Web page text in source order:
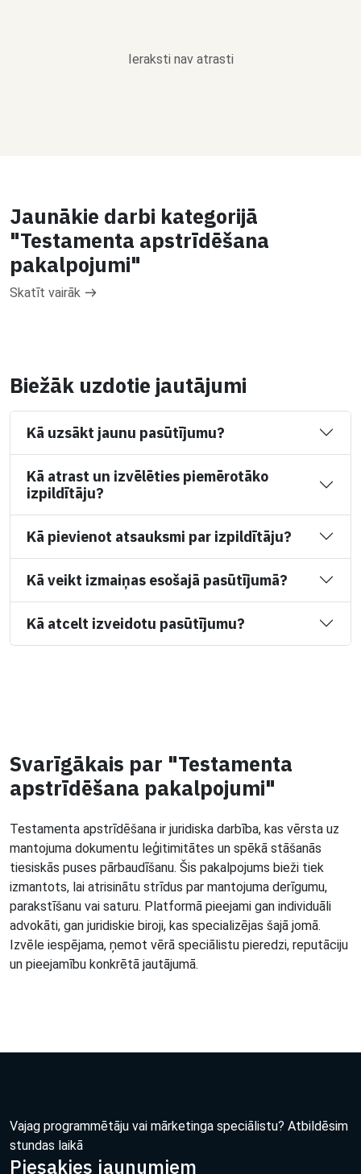
Ieraksti nav atrasti
Jaunākie darbi kategorijā
"Testamenta apstrīdēšana
pakalpojumi"
Skatīt vairāk
Biežāk uzdotie jautājumi
Kā uzsākt jaunu pasūtījumu?
Kā atrast un izvēlēties piemērotāko
izpildītāju?
Kā pievienot atsauksmi par izpildītāju?
Kā veikt izmaiņas esošajā pasūtījumā?
Kā atcelt izveidotu pasūtījumu?
Svarīgākais par "Testamenta
apstrīdēšana pakalpojumi"
Testamenta apstrīdēšana ir juridiska darbība, kas vērsta uz
mantojuma dokumentu leģitimitātes un spēkā stāšanās
tiesiskās puses pārbaudīšanu. Šis pakalpojums bieži tiek
izmantots, lai atrisinātu strīdus par mantojuma derīgumu,
parakstīšanu vai saturu. Platformā pieejami gan individuāli
advokāti, gan juridiskie biroji, kas specializējas šajā jomā.
Izvēle iespējama, ņemot vērā speciālistu pieredzi, reputāciju
un pieejamību konkrētā jautājumā.
Vajag programmētāju vai mārketinga speciālistu? Atbildēsim
stundas laikā
Piesakies jaunumiem